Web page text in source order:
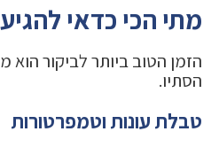
מתי הכי כדאי להגיע
הזמן הטוב ביותר לביקור
הסתיו.
טבלת עונות וטמפרטורות